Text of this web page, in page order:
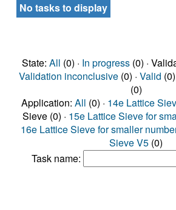
No tasks to display
State: All (0) · In progress(0) ·
Validation inconclusive(0) · Valid (0)
(0)
Application: All (0) · 14e Lattice
Sieve (0) · 15e Lattice Sieve for
16e Lattice Sieve for smaller
Sieve V5 (0)
Task name: